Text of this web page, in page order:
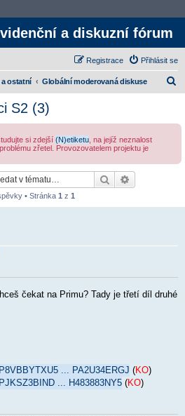
a diskuzní fórum
Přihlásit se
Registrace
a ostatní Globální moderovaná diskuse
t
S2 (3)
si zdejší (N)etiketu , na jejíž neznalost
zřetel. Provozovatelem projektu je
Hledat
• Stránka 1 z 1
čekat na Primu? Tady je třetí díl druhé
... PA2U34ERGJ (KO)
... H483883NY5 (KO)